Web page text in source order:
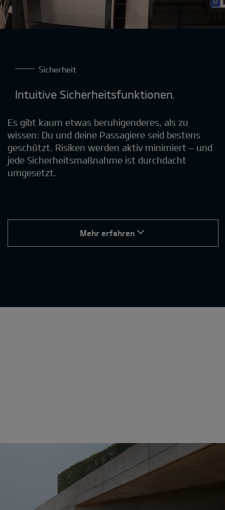
Sicherheit
Intuitive Sicherheitsfunktionen.
Es gibt kaum etwas beruhigenderes, als zu
wissen: Du und deine Passagiere seid bestens
geschützt. Risiken werden aktiv minimiert – und
jede Sicherheitsmaßnahme ist durchdacht
umgesetzt.
Mehr erfahren
Kinderleicht parken.